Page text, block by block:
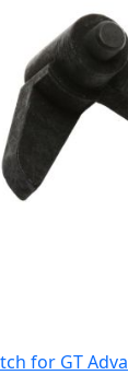
for GT